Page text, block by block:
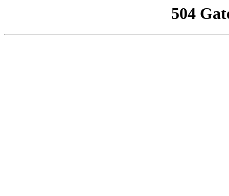
504